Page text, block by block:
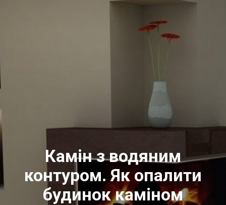
Камін з водяним
контуром. Як опалити
будинок каміном